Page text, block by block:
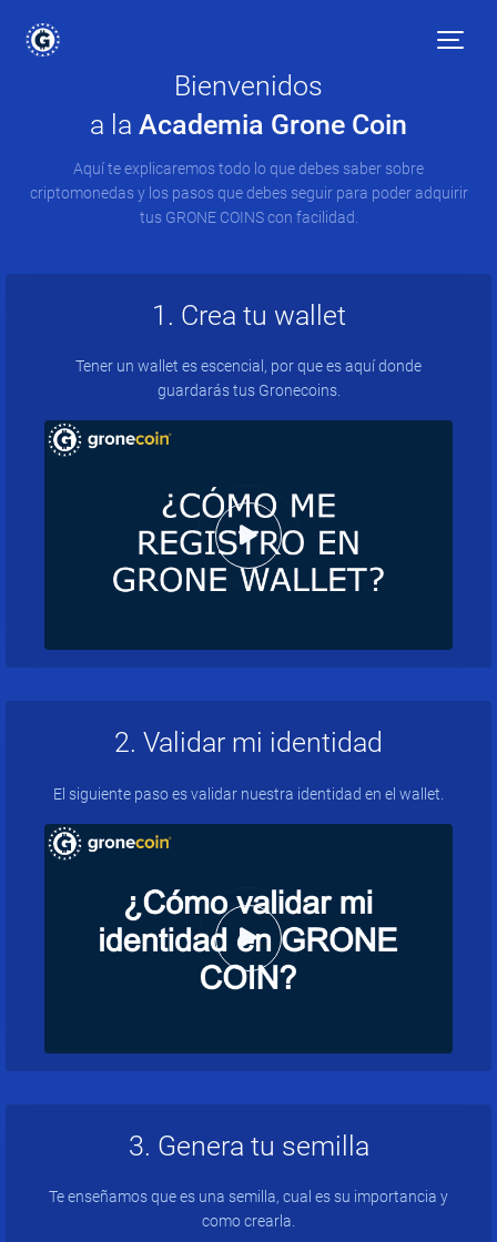
Bienvenidos
a la Academia Grone Coin
Aquí te explicaremos todo lo que debes saber sobre
criptomonedas y los pasos que debes seguir para poder adquirir
tus GRONE COINS con facilidad.
1. Crea tu wallet
Tener un wallet es escencial, por que es aquí donde
guardarás tus Gronecoins.
2. Validar mi identidad
El siguiente paso es validar nuestra identidad en el wallet.
3. Genera tu semilla
Te enseñamos que es una semilla, cual es su importancia y
como crearla.